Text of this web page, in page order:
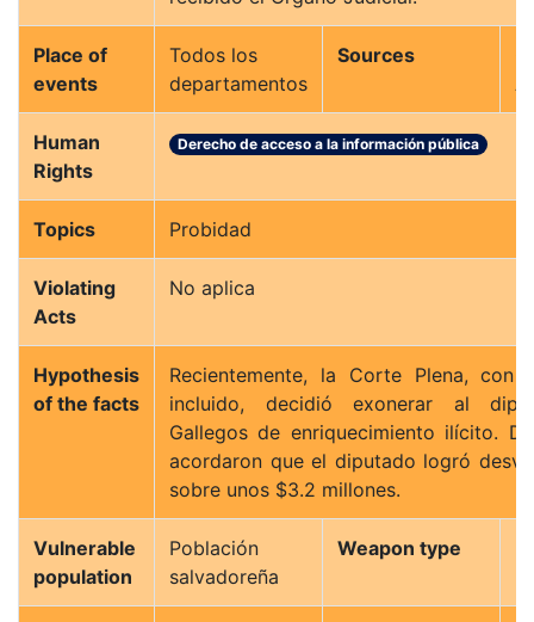
Place of
events
Todos los
departamentos
Sources
Human
Rights
Derecho de acceso a la información pública
Topics Probidad
Violating
Acts
No aplica
Hypothesis
of the facts
Recientemente, la Corte Plena, con
incluido, decidió exonerar al
Gallegos de enriquecimiento ilícito.
acordaron que el diputado logró
sobre unos $3.2 millones.
Vulnerable
population
Población
salvadoreña
Weapon type